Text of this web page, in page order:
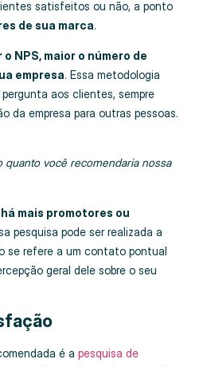
satisfeitos ou não, a ponto
de sua marca.
NPS, maior o número de
empresa. Essa metodologia
aos clientes, sempre
da empresa para outras pessoas.
quanto você recomendaria nossa
mais promotores ou
pesquisa pode ser realizada a
se refere a um contato pontual
geral dele sobre o seu
é a pesquisa de